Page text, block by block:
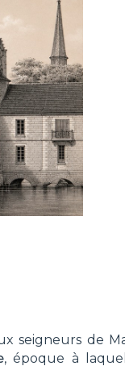
seigneurs de
, époque à